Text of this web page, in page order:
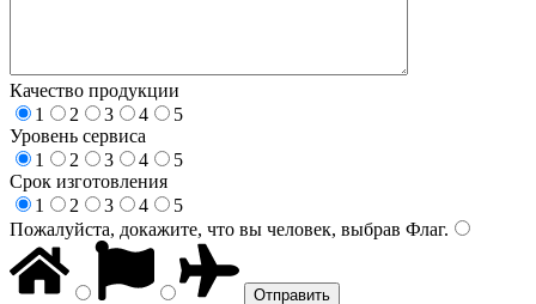
Качество продукции
1
2 3 4
5
Уровень сервиса
1
2 3 4
5
Срок изготовления
1
2 3 4
5
Пожалуйста, докажите, что вы человек, выбрав Флаг.